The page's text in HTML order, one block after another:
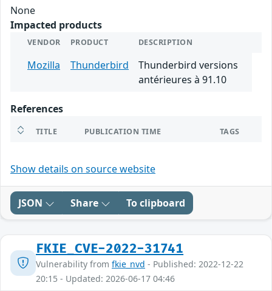
None
Impacted products
VENDOR PRODUCT DESCRIPTION
Mozilla Thunderbird
Thunderbird versions
antérieures à 91.10
References
TITLE PUBLICATION TIME TAGS
Show details on source website
JSON Share To clipboard
FKIE_CVE-2022-31741
Vulnerability from fkie_nvd - Published: 2022-12-22
20:15 - Updated: 2026-06-17 04:46